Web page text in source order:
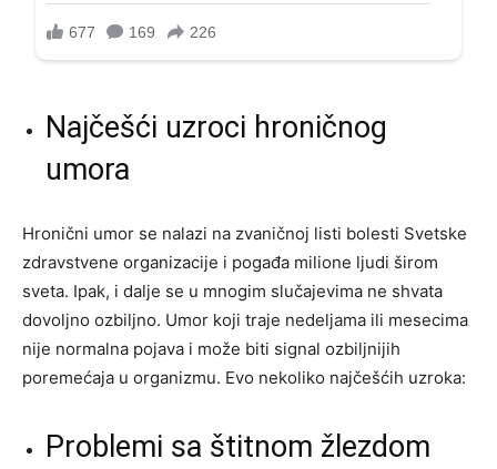
Najčešći uzroci hroničnog
umora
Hronični umor se nalazi na zvaničnoj listi bolesti Svetske
zdravstvene organizacije i pogađa milione ljudi širom
sveta. Ipak, i dalje se u mnogim slučajevima ne shvata
dovoljno ozbiljno. Umor koji traje nedeljama ili mesecima
nije normalna pojava i može biti signal ozbiljnijih
poremećaja u organizmu. Evo nekoliko najčešćih uzroka:
Problemi sa štitnom žlezdom